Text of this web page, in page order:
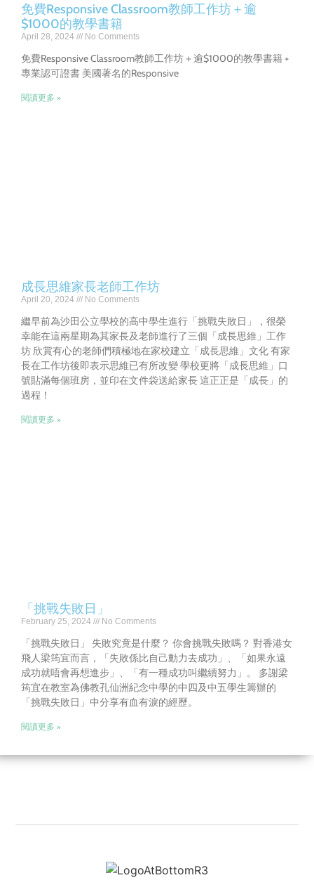
免費Responsive Classroom教師工作坊＋逾
$1000的教學書籍
April 28, 2024 No Comments
免費Responsive Classroom教師工作坊＋逾$1000的教學書籍 +
專業認可證書 美國著名的Responsive
閱讀更多 »
成長思維家長老師工作坊
April 20, 2024 No Comments
繼早前為沙田公立學校的高中學生進行「挑戰失敗日」，很榮
幸能在這兩星期為其家長及老師進行了三個「成長思維」工作
坊 欣賞有心的老師們積極地在家校建立「成長思維」文化 有家
長在工作坊後即表示思維已有所改變 學校更將「成長思維」口
號貼滿每個班房，並印在文件袋送給家長 這正正是「成長」的
過程！
閱讀更多 »
「挑戰失敗日」
February 25, 2024 No Comments
「挑戰失敗日」 失敗究竟是什麼？ 你會挑戰失敗嗎？ 對香港女
飛人梁筠宜而言，「失敗係比自己動力去成功」、「如果永遠
成功就唔會再想進步」、「有一種成功叫繼續努力」。 多謝梁
筠宜在教室為佛教孔仙洲紀念中學的中四及中五學生籌辦的
「挑戰失敗日」中分享有血有淚的經歷。
閱讀更多 »